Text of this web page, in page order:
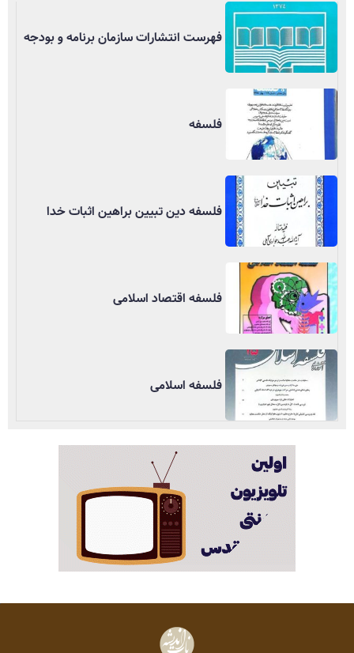
فهرست انتشارات سازمان برنامه و بودجه
فلسفه
فلسفه دین تبیین براهین اثبات خدا
فلسفه اقتصاد اسلامی
فلسفه اسلامی